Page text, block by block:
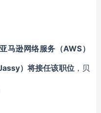
马逊网络服务（AWS）
）将接任该职位，贝